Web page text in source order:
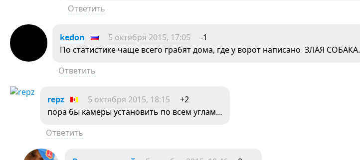
Ответить
kedon 5 октября 2015, 17:05
-1
По статистике чаще всего грабят дома, где у ворот написано ЗЛАЯ СОБАКА.
Ответить
repz 5 октября 2015, 18:15
+2
пора бы камеры установить по всем углам…
Ответить